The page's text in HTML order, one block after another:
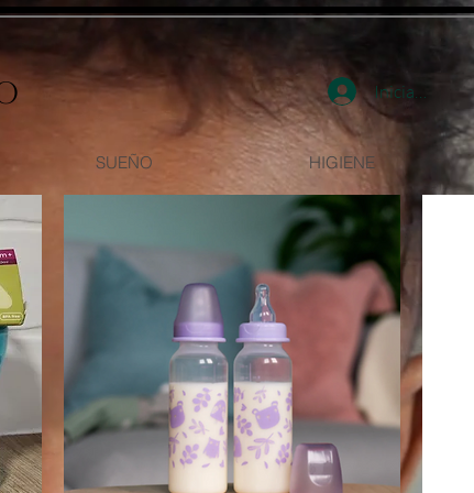
Iniciar sesión
SUEÑO HIGIENE